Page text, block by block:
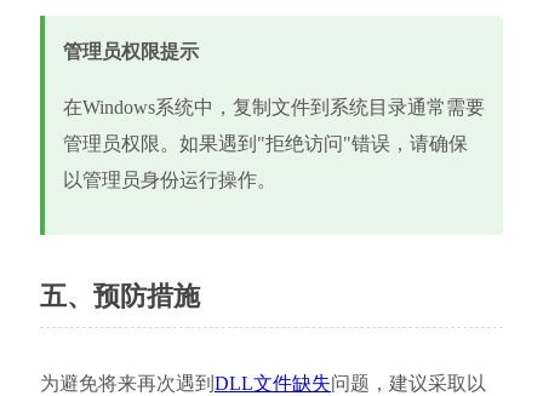
管理员权限提示
在Windows系统中，复制文件到系统目录通常需要
管理员权限。如果遇到"拒绝访问"错误，请确保
以管理员身份运行操作。
五、预防措施
为避免将来再次遇到 DLL文件缺失问题，建议采取以